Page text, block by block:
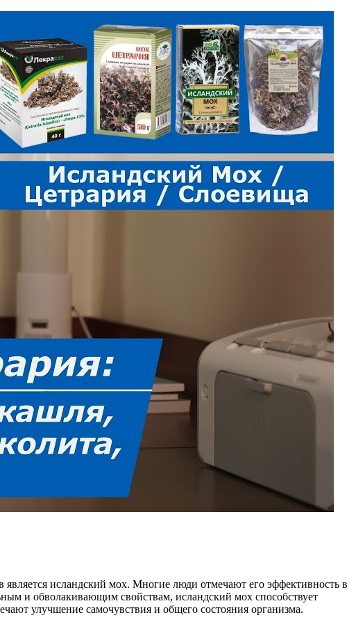
исландский мох. Многие люди отмечают его эффективность в
и обволакивающим свойствам, исландский мох способствует
улучшение самочувствия и общего состояния организма.